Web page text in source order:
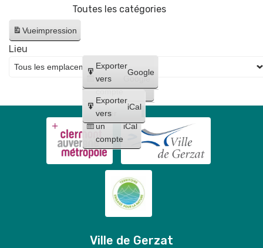
Toutes les catégories
Vueimpression
Créer
un
compte
Google
Créer
un
compte
iCal
Exporter
vers
Google
Exporter
vers
iCal
Lieu
Ville de Gerzat